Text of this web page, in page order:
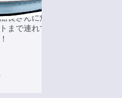
ター
長さんに魚が釣
まで連れて行っ